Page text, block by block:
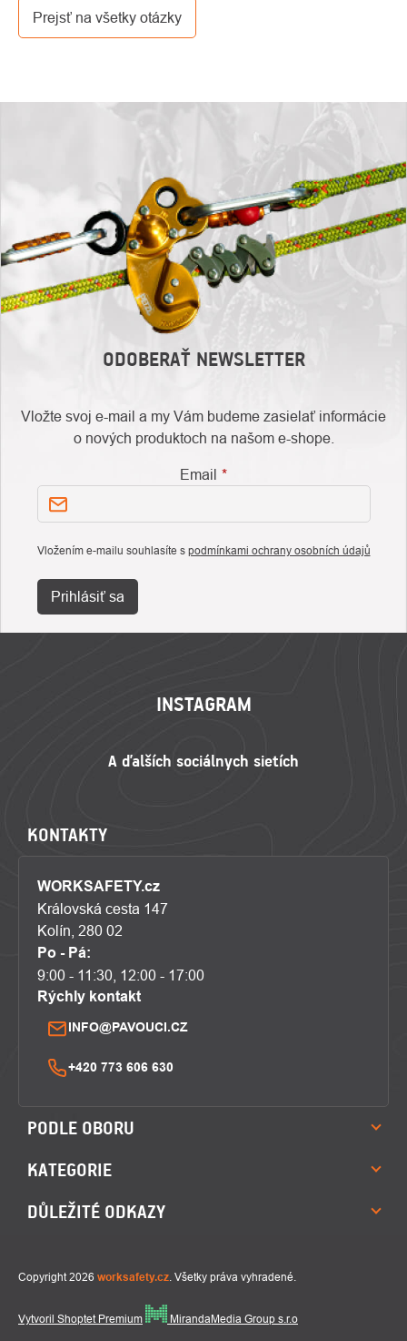
Prejsť na všetky otázky
ODOBERAŤ NEWSLETTER
Vložte svoj e-mail a my Vám budeme zasielať informácie
o nových produktoch na našom e-shope.
Email
Vložením e-mailu souhlasíte s podmínkami ochrany osobních údajů
Prihlásiť sa
INSTAGRAM
KONTAKTY
WORKSAFETY.cz
Královská cesta 147
Kolín, 280 02
Po - Pá:
9:00 - 11:30, 12:00 - 17:00
Rýchly kontakt
INFO@PAVOUCI.CZ
+420 773 606 630
PODLE OBORU
KATEGORIE
DŮLEŽITÉ ODKAZY
Vytvoril Shoptet Premium MirandaMedia Group s.r.o
Copyright 2026 worksafety.cz . Všetky práva vyhradené.